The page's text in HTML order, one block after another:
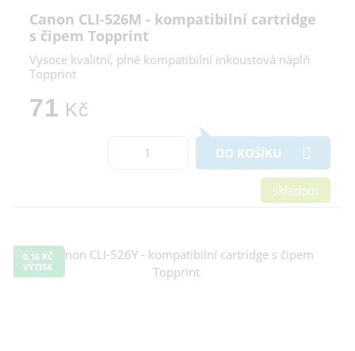
Canon CLI-526M - kompatibilní cartridge
s čipem Topprint
Vysoce kvalitní, plně kompatibilní inkoustová náplň
Topprint
71 Kč
DO KOŠÍKU
skladem
0,16 KČ
VÝTISK